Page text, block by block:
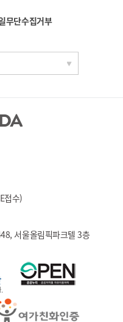
무단수집거부
접수)
서울올림픽파크텔 3층